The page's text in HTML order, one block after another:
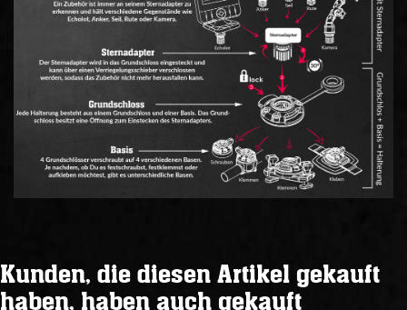
Kunden, die diesen Artikel gekauft
haben, haben auch gekauft